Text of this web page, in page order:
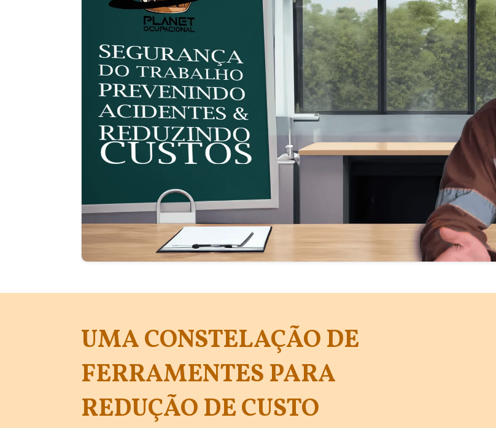
UMA CONSTELAÇÃO DE
FERRAMENTES PARA
REDUÇÃO DE CUSTO